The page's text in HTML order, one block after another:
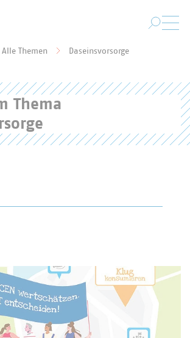
Alle Themen Daseinsvorsorge
Thema
zurücksetzen